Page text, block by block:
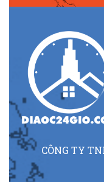
CÔNG TY